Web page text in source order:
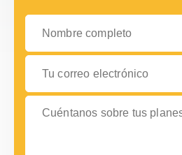
Nombre completo
Tu correo electrónico
Cuéntanos sobre tus planes